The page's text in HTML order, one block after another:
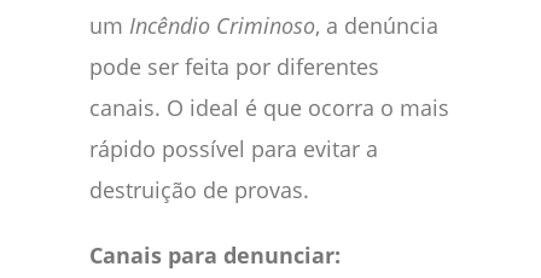
um Incêndio Criminoso, a denúncia
pode ser feita por diferentes
canais. O ideal é que ocorra o mais
rápido possível para evitar a
destruição de provas.
Canais para denunciar: